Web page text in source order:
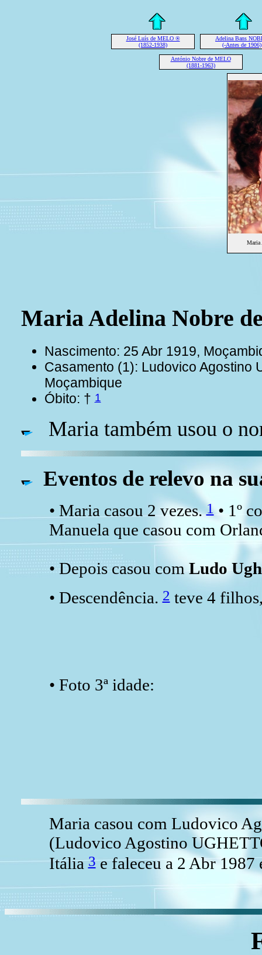
José Luís de MELO ®
(1852-1938)
Adelina Bans
(-Antes de 1906)
António Nobre de MELO
(1881-1963)
Maria
Maria Adelina Nobre
Nascimento: 25 Abr 1919,
Casamento (1): Ludovico Agostino
Moçambique
Óbito: †1
Maria também usou o
Eventos de relevo na
• Maria casou 2 vezes.1• 1º
Manuela que casou com
• Depois casou comLudo
• Descendência.2teve 4
• Foto 3ª idade:
Maria casou com Ludovico
(Ludovico Agostino
Itália3e faleceu a 2 Abr 1987